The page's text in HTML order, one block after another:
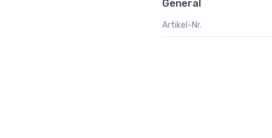
General
Artikel-Nr.